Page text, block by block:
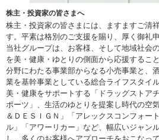
株主・投資家の皆さまへ
株主・投資家の皆さまには、ますますご清
す。平素は格別のご支援を賜り、厚く御礼
当社グループは、お客様、そして地域社会
を美・健康・ゆとりの側面から応援するこ
分野にわたる事業部からなる小売事業と、
業を基幹事業としている総合ライフスタイ
美・健康をサポートする「ドラッグストア
ポーツ」、生活のゆとりを提案し時代の空
＆ＤＥＳＩＧＮ」「アレックスコンフォー
ル」「アワーリカー」など、幅広いジャン